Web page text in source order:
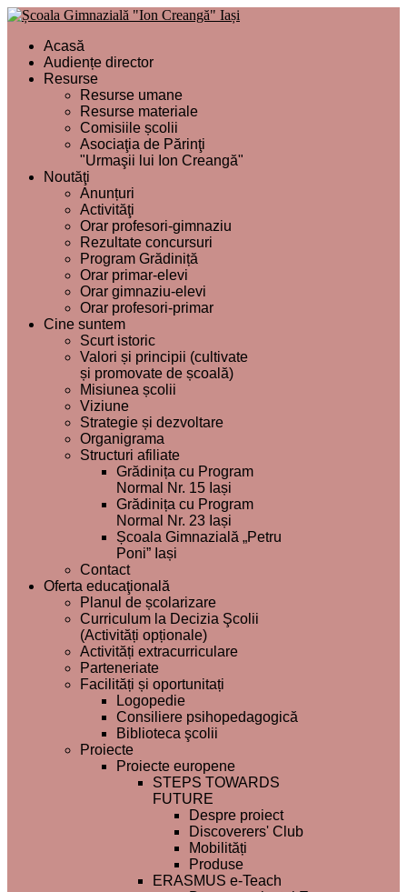
Acasă
Audiențe director
Resurse
Resurse umane
Resurse materiale
Comisiile școlii
Asociaţia de Părinţi
"Urmaşii lui Ion Creangă"
Noutăţi
Anunțuri
Activităţi
Orar profesori-gimnaziu
Rezultate concursuri
Program Grădiniță
Orar primar-elevi
Orar gimnaziu-elevi
Orar profesori-primar
Cine suntem
Scurt istoric
Valori și principii (cultivate
și promovate de școală)
Misiunea școlii
Viziune
Strategie și dezvoltare
Organigrama
Structuri afiliate
Grădinița cu Program
Normal Nr. 15 Iași
Grădinița cu Program
Normal Nr. 23 Iași
Școala Gimnazială „Petru
Poni” Iași
Contact
Oferta educaţională
Planul de școlarizare
Curriculum la Decizia Şcolii
(Activități opționale)
Activități extracurriculare
Parteneriate
Facilități și oportunitați
Logopedie
Consiliere psihopedagogică
Biblioteca şcolii
Proiecte
Proiecte europene
STEPS TOWARDS
FUTURE
Despre proiect
Discoverers' Club
Mobilități
Produse
ERASMUS e-Teach